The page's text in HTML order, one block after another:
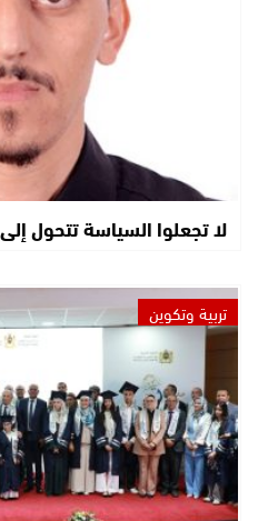
لا تجعلوا السياسة تتحول
تربية وتكوين